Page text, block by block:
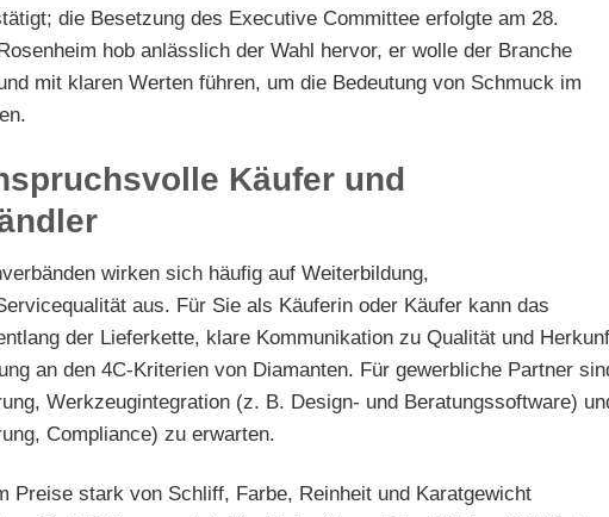
die Besetzung des Executive Committee erfolgte am 28.
hob anlässlich der Wahl hervor, er wolle der Branche
mit klaren Werten führen, um die Bedeutung von Schmuck im
Käufer und
wirken sich häufig auf Weiterbildung,
aus. Für Sie als Käuferin oder Käufer kann das
der Lieferkette, klare Kommunikation zu Qualität und
an den 4C‑Kriterien von Diamanten. Für gewerbliche Partner
Werkzeugintegration (z. B. Design- und Beratungssoftware)
Compliance) zu erwarten.
Preise stark von Schliff, Farbe, Reinheit und Karatgewicht